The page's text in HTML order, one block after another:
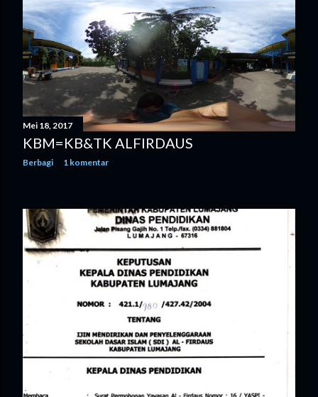
Mei 18, 2017
KBM=KB&TK ALFIRDAUS
Berbagi 1 komentar